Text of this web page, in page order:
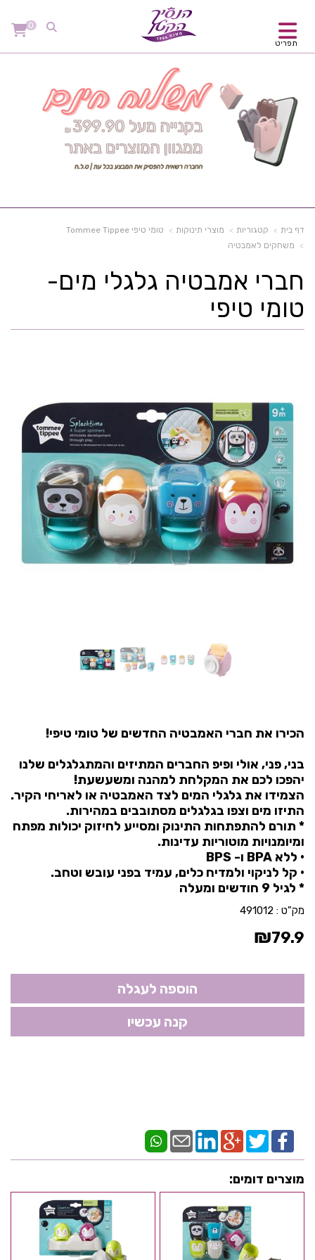
תפריט
0
דף בית קטגוריות מוצרי תינוקות
טומי טיפי Tommee Tippee
משחקים לאמבטיה
חברי אמבטיה גלגלי מים-
טומי טיפי
הכירו את חברי האמבטיה החדשים של טומי טיפי!
בני, פני, אולי ופיפ החברים המתיזים והמתגלגלים שלנו
יהפכו לכם את המקלחת למהנה ומשעשעת!
הצמידו את גלגלי המים לצד האמבטיה או לאריחי הקיר.
התיזו מים וצפו בגלגלים מסתובבים במהירות.
* תורם להתפתחות התינוק ומסייע לחיזוק יכולות מפתח
ומיומנויות מוטוריות עדינות.
• ללא BPA ו- BPS
• קל לניקוי ולמדיח כלים, עמיד בפני עובש וטחב.
* לגיל 9 חודשים ומעלה
מק"ט : 491012
₪79.9
מוצרים דומים: